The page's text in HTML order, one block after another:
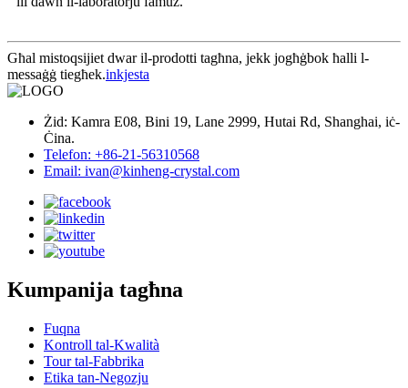
Għal mistoqsijiet dwar il-prodotti tagħna, jekk jogħġbok ħalli l-
messaġġ tiegħek.inkjesta
Żid: Kamra E08, Bini 19, Lane 2999, Hutai Rd, Shanghai, iċ-
Ċina.
Telefon: +86-21-56310568
Email: ivan@kinheng-crystal.com
Kumpanija tagħna
Fuqna
Kontroll tal-Kwalità
Tour tal-Fabbrika
Etika tan-Negozju